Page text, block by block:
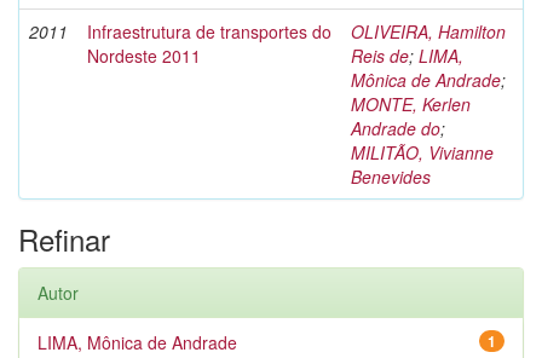
2011
Infraestrutura de transportes do
Nordeste 2011
OLIVEIRA, Hamilton
Reis de; LIMA,
Mônica de Andrade;
MONTE, Kerlen
Andrade do;
MILITÃO, Vivianne
Benevides
Refinar
Autor
1
LIMA, Mônica de Andrade